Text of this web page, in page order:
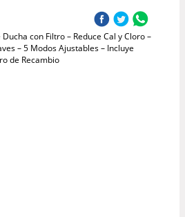
con Filtro – Reduce Cal y Cloro –
– 5 Modos Ajustables – Incluye
de Recambio